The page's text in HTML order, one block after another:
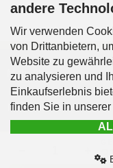
Mehr über...
Informationen
andere
Wir verwenden
von Drittanbietern,
Website zu
zu analysieren und
Einkaufserlebnis
finden Sie in